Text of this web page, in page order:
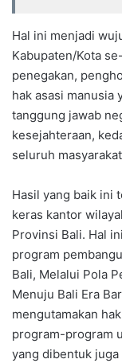
Hal ini menjadi
Kabupaten/Kota
penegakan,
hak asasi manusia
tanggung jawab
kesejahteraan,
seluruh
Hasil yang baik ini
keras kantor
Provinsi Bali. Hal
program
Bali, Melalui Pola
Menuju Bali Era
mengutamakan
program-program
yang dibentuk